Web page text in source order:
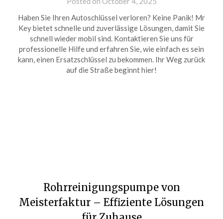
Haben Sie Ihren Autoschlüssel verloren? Keine Panik! Mr
Key bietet schnelle und zuverlässige Lösungen, damit Sie
schnell wieder mobil sind. Kontaktieren Sie uns für
professionelle Hilfe und erfahren Sie, wie einfach es sein
kann, einen Ersatzschlüssel zu bekommen. Ihr Weg zurück
auf die Straße beginnt hier!
Rohrreinigungspumpe von
Meisterfaktur – Effiziente Lösungen